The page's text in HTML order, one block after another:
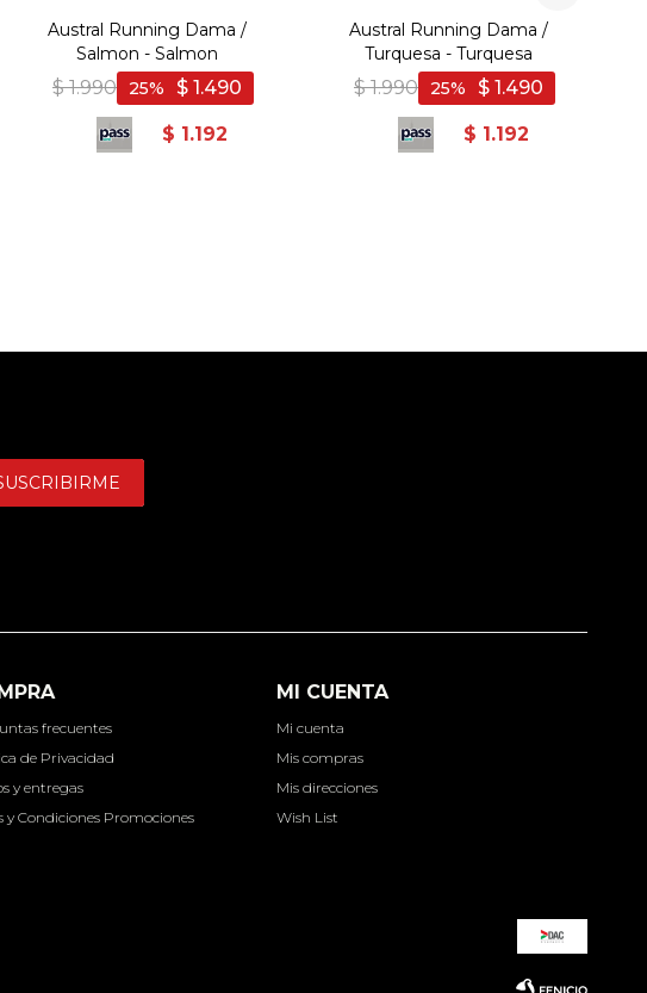
Austral Running Dama /
Salmon - Salmon
$ 1.990 $ 1.490
25
$ 1.192
Austral Running Dama /
Turquesa - Turquesa
$ 1.990 $ 1.490
25
$ 1.192
frecuentes
de Privacidad
y entregas
y Condiciones Promociones
MI CUENTA
Mi cuenta
Mis compras
Mis direcciones
Wish List